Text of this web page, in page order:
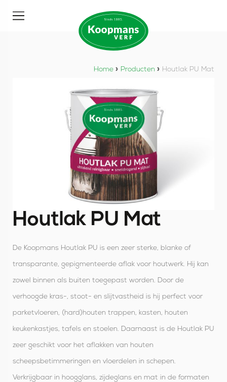
Home » Producten » Houtlak PU Mat
Houtlak PU Mat
De Koopmans Houtlak PU is een zeer sterke, blanke of
transparante, gepigmenteerde aflak voor houtwerk. Hij kan
zowel binnen als buiten toegepast worden. Door de
verhoogde kras-, stoot- en slijtvastheid is hij perfect voor
parketvloeren, (hard)houten trappen, kasten, houten
keukenkastjes, tafels en stoelen. Daarnaast is de Houtlak PU
zeer geschikt voor het aflakken van houten
scheepsbetimmeringen en vloerdelen in schepen.
Verkrijgbaar in hoogglans, zijdeglans en mat in de formaten